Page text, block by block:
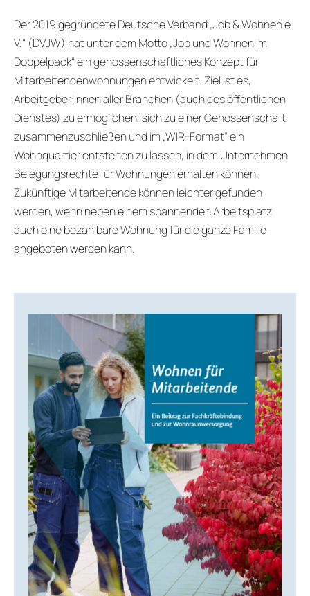
Der 2019 gegründete Deutsche Verband „Job & Wohnen e.
V.“ (DVJW) hat unter dem Motto „Job und Wohnen im
Doppelpack“ ein genossenschaftliches Konzept für
Mitarbeitendenwohnungen entwickelt. Ziel ist es,
Arbeitgeber:innen aller Branchen (auch des öffentlichen
Dienstes) zu ermöglichen, sich zu einer Genossenschaft
zusammenzuschließen und im „WIR-Format“ ein
Wohnquartier entstehen zu lassen, in dem Unternehmen
Belegungsrechte für Wohnungen erhalten können.
Zukünftige Mitarbeitende können leichter gefunden
werden, wenn neben einem spannenden Arbeitsplatz
auch eine bezahlbare Wohnung für die ganze Familie
angeboten werden kann.